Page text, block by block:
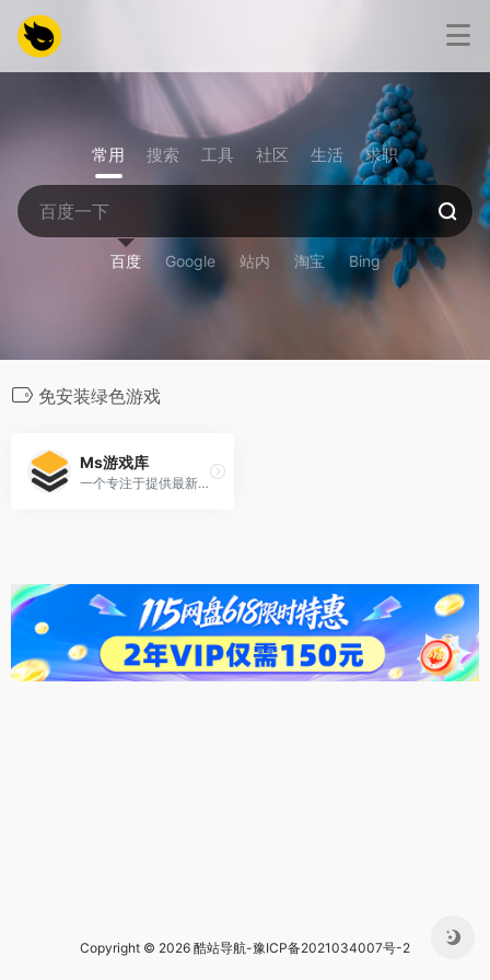
常用 搜索 工具 社区 生活 求职
百度 Google 站内 淘宝 Bing
免安装绿色游戏
Ms游戏库
一个专注于提供最新、最全、最热门的单机游戏资源的平台。
Copyright © 2026 酷站导航-豫ICP备2021034007号-2